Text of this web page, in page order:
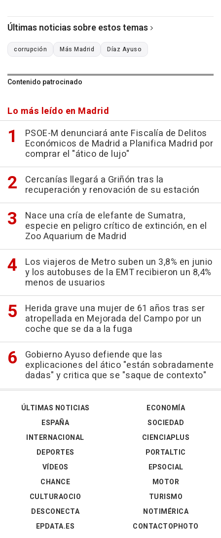
Últimas noticias sobre estos temas
corrupción Más Madrid Díaz Ayuso
Contenido patrocinado
Lo más leído en Madrid
PSOE-M denunciará ante Fiscalía de Delitos
Económicos de Madrid a Planifica Madrid por
comprar el "ático de lujo"
Cercanías llegará a Griñón tras la
recuperación y renovación de su estación
Nace una cría de elefante de Sumatra,
especie en peligro crítico de extinción, en el
Zoo Aquarium de Madrid
Los viajeros de Metro suben un 3,8% en junio
y los autobuses de la EMT recibieron un 8,4%
menos de usuarios
Herida grave una mujer de 61 años tras ser
atropellada en Mejorada del Campo por un
coche que se da a la fuga
Gobierno Ayuso defiende que las
explicaciones del ático "están sobradamente
dadas" y critica que se "saque de contexto"
ÚLTIMAS NOTICIAS
ESPAÑA
INTERNACIONAL
DEPORTES
VÍDEOS
ECONOMÍA
SOCIEDAD
CIENCIAPLUS
PORTALTIC
EPSOCIAL
CHANCE
CULTURAOCIO
DESCONECTA
EPDATA.ES
MOTOR
TURISMO
NOTIMÉRICA
CONTACTOPHOTO